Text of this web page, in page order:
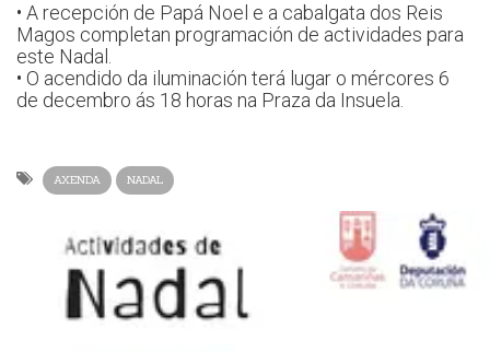
• A recepción de Papá Noel e a cabalgata dos Reis
Magos completan programación de actividades para
este Nadal.
• O acendido da iluminación terá lugar o mércores 6
de decembro ás 18 horas na Praza da Insuela.
AXENDA NADAL